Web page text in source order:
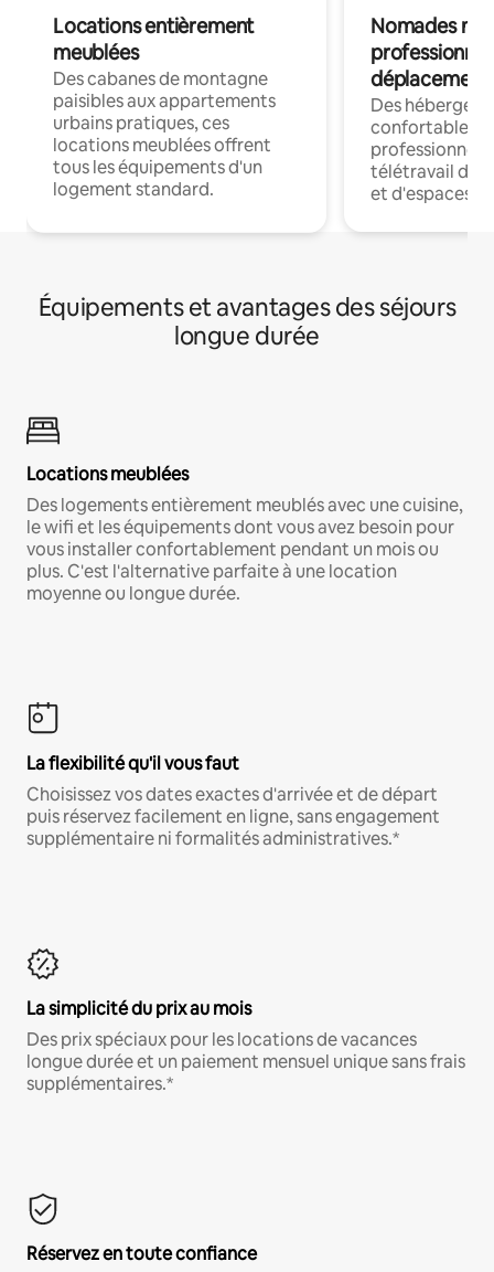
Locations entièrement
meublées
Des cabanes de montagne
paisibles aux appartements
urbains pratiques, ces
locations meublées offrent
tous les équipements d'un
logement standard.
Nomades
déplacement
Des
confortables
professionnels
télétravail
et d'espaces
Équipements et avantages des séjours
longue durée
Locations meublées
Des logements entièrement meublés avec une cuisine,
le wifi et les équipements dont vous avez besoin pour
vous installer confortablement pendant un mois ou
plus. C'est l'alternative parfaite à une location
moyenne ou longue durée.
La flexibilité qu'il vous faut
Choisissez vos dates exactes d'arrivée et de départ
puis réservez facilement en ligne, sans engagement
supplémentaire ni formalités administratives.*
La simplicité du prix au mois
Des prix spéciaux pour les locations de vacances
longue durée et un paiement mensuel unique sans frais
supplémentaires.*
Réservez en toute confiance